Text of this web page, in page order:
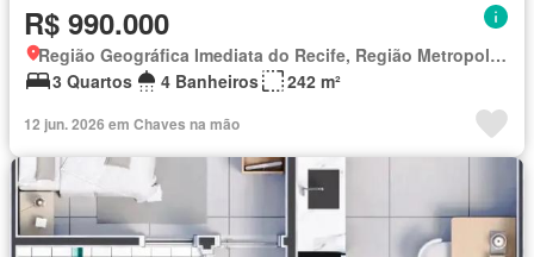
R$ 990.000
Região Geográfica Imediata do Recife, Região Metropolitana do Recife
3 Quartos
4 Banheiros 242 m²
12 jun. 2026 em Chaves na mão